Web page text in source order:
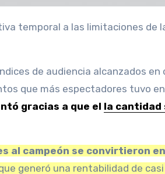
que más espectadores tuvo
gracias a que el la cantidad
al campeón se convirtieron
generó una rentabilidad de